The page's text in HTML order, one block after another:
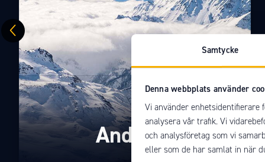
Samtycke
Denna webbplats använder
Vi använder enhetsidentifierare
analysera vår trafik. Vi
och analysföretag som vi
eller som de har samlat in när
Andorra